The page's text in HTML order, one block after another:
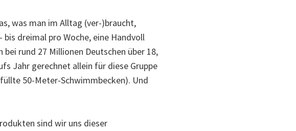
was man im Alltag (ver-)braucht,
dreimal pro Woche, eine Handvoll
bei rund 27 Millionen Deutschen über 18,
Jahr gerechnet allein für diese Gruppe
50-Meter-Schwimmbecken). Und
sind wir uns dieser